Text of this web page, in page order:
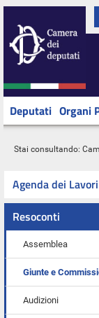
Deputati Organi
Stai consultando:
Agenda dei Lavori
Resoconti
Assemblea
Giunte e
Audizioni